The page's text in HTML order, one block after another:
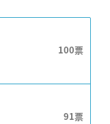
100
91